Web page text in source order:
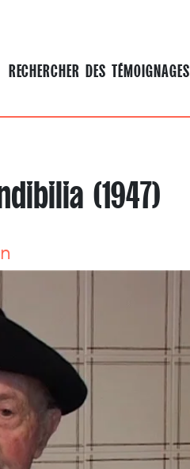
RECHERCHER DES TÉMOIGNAGES
(1947)